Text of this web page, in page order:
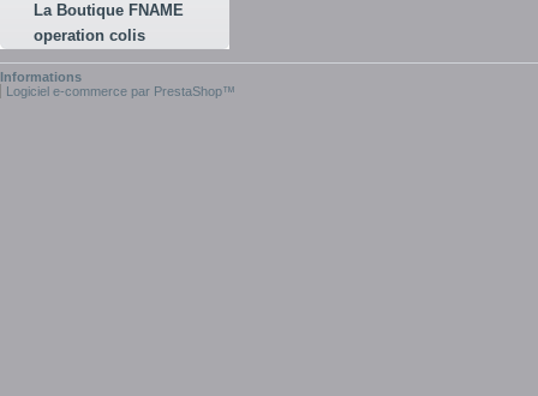
La Boutique FNAME
operation colis
Informations
Logiciel e-commerce par PrestaShop™